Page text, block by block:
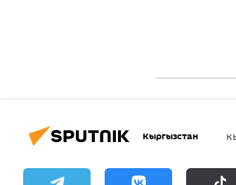
Кыргызстан